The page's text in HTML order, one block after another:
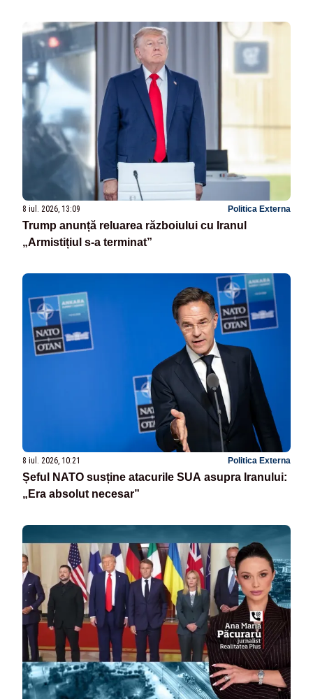
8 iul. 2026, 13:09 Politica Externa
Trump anunță reluarea războiului cu Iranul
„Armistițiul s-a terminat”
8 iul. 2026, 10:21 Politica Externa
Șeful NATO susține atacurile SUA asupra Iranului:
„Era absolut necesar”